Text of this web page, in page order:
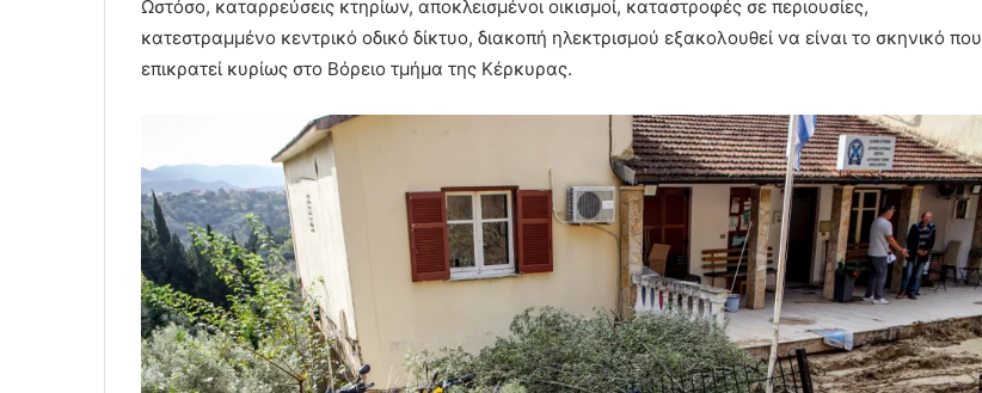
Ωστόσο, καταρρεύσεις κτηρίων, αποκλεισμένοι οικισμοί, καταστροφές σε περιουσίες,
κατεστραμμένο κεντρικό οδικό δίκτυο, διακοπή ηλεκτρισμού εξακολουθεί να είναι το σκηνικό που
επικρατεί κυρίως στο Βόρειο τμήμα της Κέρκυρας.